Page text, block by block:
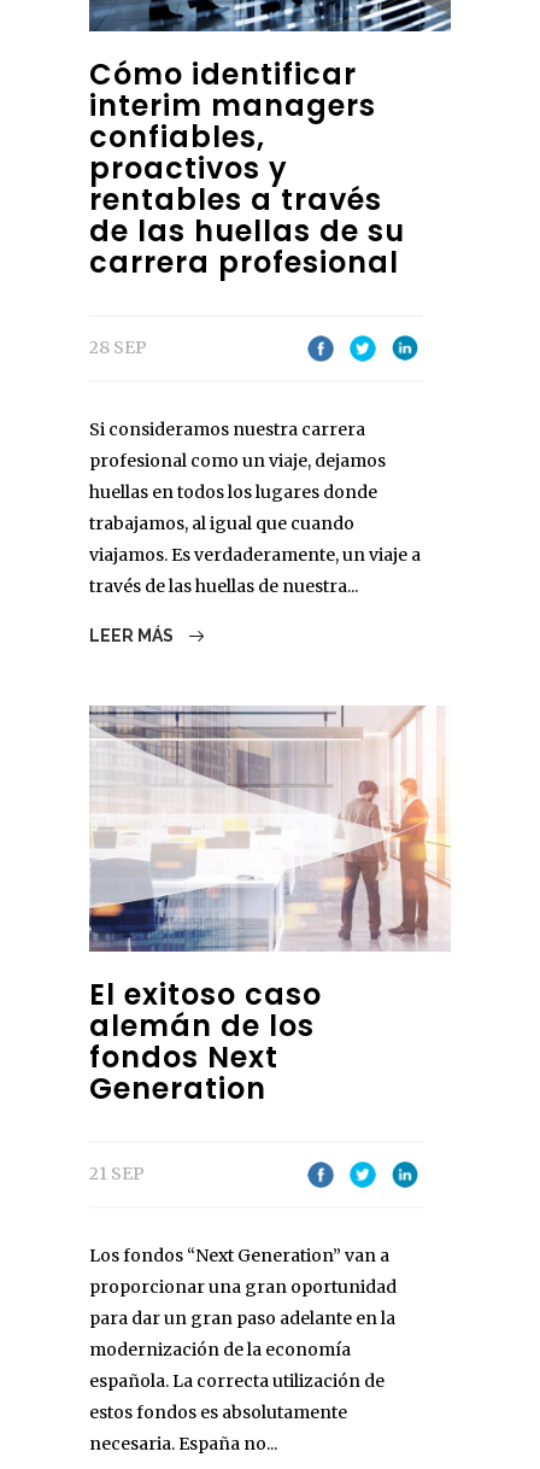
Cómo identificar
interim managers
confiables,
proactivos y
rentables a través
de las huellas de su
carrera profesional
28 SEP
Si consideramos nuestra carrera
profesional como un viaje, dejamos
huellas en todos los lugares donde
trabajamos, al igual que cuando
viajamos. Es verdaderamente, un viaje a
través de las huellas de nuestra...
LEER MÁS
El exitoso caso
alemán de los
fondos Next
Generation
21 SEP
Los fondos “Next Generation” van a
proporcionar una gran oportunidad
para dar un gran paso adelante en la
modernización de la economía
española. La correcta utilización de
estos fondos es absolutamente
necesaria. España no...